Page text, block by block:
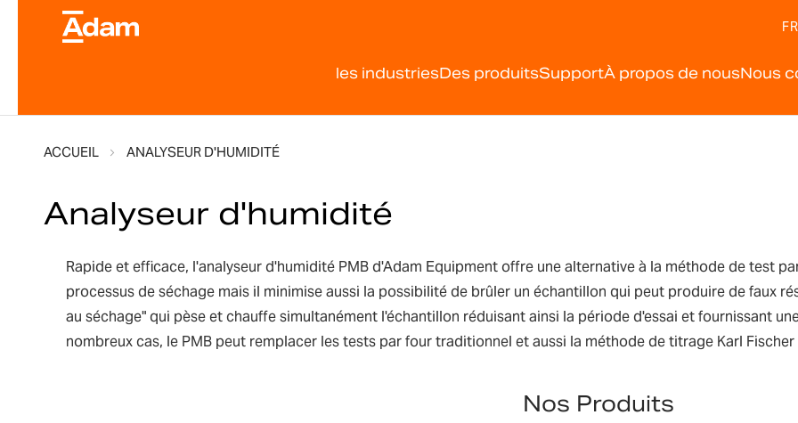
les industriesDes produitsSupportÀ propos de nousNous
FR
ACCUEIL ANALYSEUR D'HUMIDITÉ
Analyseur d'humidité
Rapide et efficace, l'analyseur d'humidité PMB d'Adam Equipment offre une alternative à la méthode de test
processus de séchage mais il minimise aussi la possibilité de brûler un échantillon qui peut produire de faux
au séchage" qui pèse et chauffe simultanément l'échantillon réduisant ainsi la période d'essai et fournissant
nombreux cas, le PMB peut remplacer les tests par four traditionnel et aussi la méthode de titrage Karl
Nos Produits